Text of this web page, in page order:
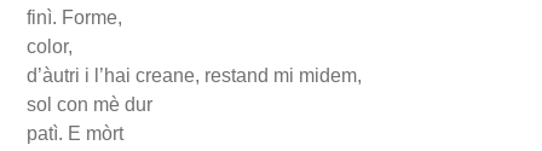
finì. Forme,
color,
d’àutri i l’hai creane, restand mi midem,
sol con mè dur
patì. E mòrt